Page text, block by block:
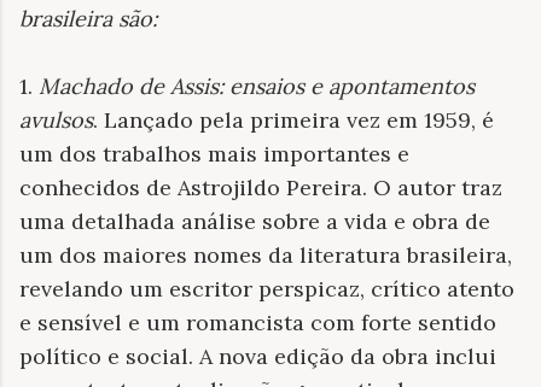
brasileira são:
1. Machado de Assis: ensaios e apontamentos
avulsos. Lançado pela primeira vez em 1959, é
um dos trabalhos mais importantes e
conhecidos de Astrojildo Pereira. O autor traz
uma detalhada análise sobre a vida e obra de
um dos maiores nomes da literatura brasileira,
revelando um escritor perspicaz, crítico atento
e sensível e um romancista com forte sentido
político e social. A nova edição da obra inclui